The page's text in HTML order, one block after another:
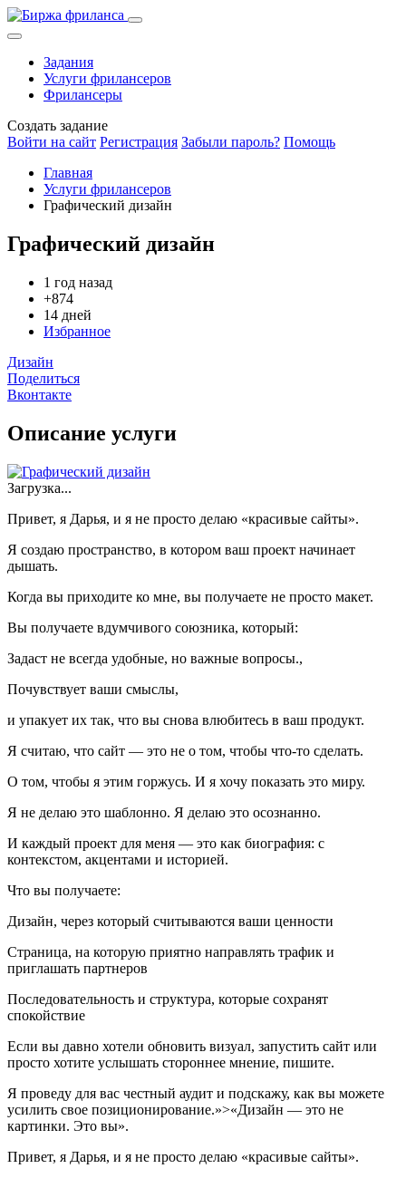
Задания
Услуги фрилансеров
Фрилансеры
Создать задание
Войти на сайт Регистрация Забыли пароль? Помощь
Главная
Услуги фрилансеров
Графический дизайн
Графический дизайн
1 год назад
+874
14 дней
Избранное
Дизайн
Поделиться
Вконтакте
Описание услуги
Загрузка...
Привет, я Дарья, и я не просто делаю «красивые сайты».
Я создаю пространство, в котором ваш проект начинает
дышать.
Когда вы приходите ко мне, вы получаете не просто макет.
Вы получаете вдумчивого союзника, который:
Задаст не всегда удобные, но важные вопросы.,
Почувствует ваши смыслы,
и упакует их так, что вы снова влюбитесь в ваш продукт.
Я считаю, что сайт — это не о том, чтобы что-то сделать.
О том, чтобы я этим горжусь. И я хочу показать это миру.
Я не делаю это шаблонно. Я делаю это осознанно.
И каждый проект для меня — это как биография: с
контекстом, акцентами и историей.
Что вы получаете:
Дизайн, через который считываются ваши ценности
Страница, на которую приятно направлять трафик и
приглашать партнеров
Последовательность и структура, которые сохранят
спокойствие
Если вы давно хотели обновить визуал, запустить сайт или
просто хотите услышать стороннее мнение, пишите.
Я проведу для вас честный аудит и подскажу, как вы можете
усилить свое позиционирование.»>«Дизайн — это не
картинки. Это вы».
Привет, я Дарья, и я не просто делаю «красивые сайты».